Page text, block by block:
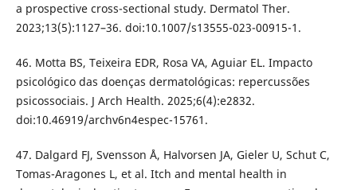
a prospective cross-sectional study. Dermatol Ther.
2023;13(5):1127–36. doi:10.1007/s13555-023-00915-1.
46. Motta BS, Teixeira EDR, Rosa VA, Aguiar EL. Impacto
psicológico das doenças dermatológicas: repercussões
psicossociais. J Arch Health. 2025;6(4):e2832.
doi:10.46919/archv6n4espec-15761.
47. Dalgard FJ, Svensson Å, Halvorsen JA, Gieler U, Schut C,
Tomas-Aragones L, et al. Itch and mental health in